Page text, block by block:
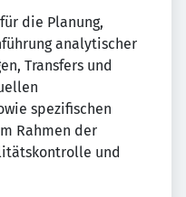
die Planung,
analytischer
Transfers und
spezifischen
Rahmen der
und